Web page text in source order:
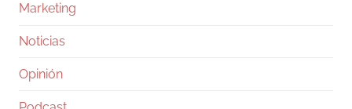
Marketing
Noticias
Opinión